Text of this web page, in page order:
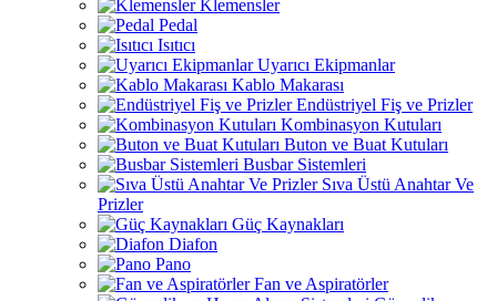
Klemensler
Pedal
Isıtıcı
Uyarıcı Ekipmanlar
Kablo Makarası
Endüstriyel Fiş ve Prizler
Kombinasyon Kutuları
Buton ve Buat Kutuları
Busbar Sistemleri
Sıva Üstü Anahtar Ve
Prizler
Güç Kaynakları
Diafon
Pano
Fan ve Aspiratörler